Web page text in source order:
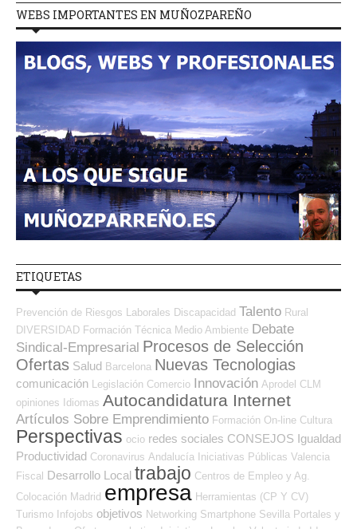
WEBS IMPORTANTES EN MUÑOZPAREÑO
ETIQUETAS
Prevención de Riesgos Laborales Discapacidad Talento Rural
DIVERSIDAD Formación Técnica Medio Ambiente Debate
Sindical-Empresarial Procesos de Selección
Ofertas Salud Barcelona Nuevas Tecnologias
comunicación Legislación Comercio Innovación Aprodel CLM
opiniones Idiomas Autocandidatura Internet
Artículos Sobre Emprendimiento Formación On-line Cultura
Perspectivas ocio redes sociales CONSEJOS Igualdad
Productividad Coronavirus Andalucía Iniciativas Públicas Valencia
Fiscal Desarrollo Local trabajo Centros de Empleo y Ag.
Colocación Madrid empresa Herramientas (CP Y CV)
Turismo Infojobs objetivos Networking Smartphone Sevilla Portales y